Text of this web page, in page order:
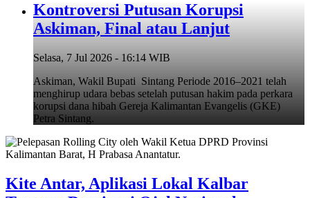
Kontroversi Putusan Korupsi
Askiman, Final atau Lanjut
Selasa, 7 Jul 2026 - 16:14 WIB
Askiman, Wakil Bupati Sintang Periode 2016–2021 telah
menghirup udara bebas setelah putusan hakim pada perkara
korupsi dana hibah Gereja Kalimantan Evangelis (GKE)
Petra Sintang.
Kite Antar, Aplikasi Lokal Kalbar